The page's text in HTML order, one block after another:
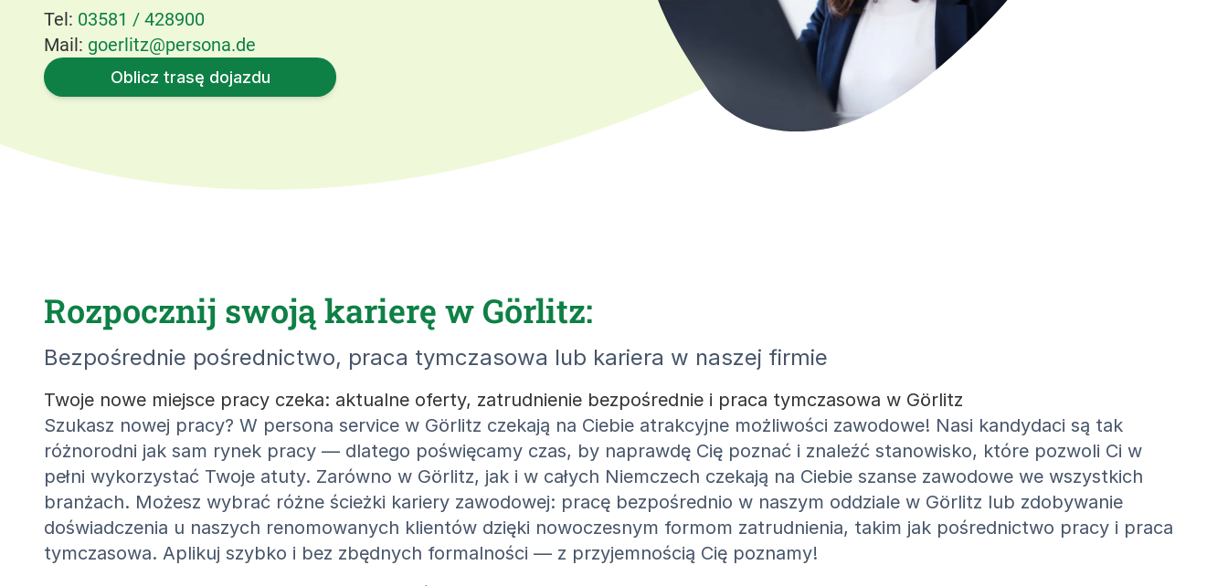
Tel: 03581 / 428900
Mail: goerlitz@persona.de
Oblicz trasę dojazdu
Rozpocznij swoją karierę w Görlitz:
Bezpośrednie pośrednictwo, praca tymczasowa lub kariera w naszej firmie
Twoje nowe miejsce pracy czeka: aktualne oferty, zatrudnienie bezpośrednie i praca tymczasowa w Görlitz
Szukasz nowej pracy? W persona service w Görlitz czekają na Ciebie atrakcyjne możliwości zawodowe! Nasi kandydaci są tak
różnorodni jak sam rynek pracy — dlatego poświęcamy czas, by naprawdę Cię poznać i znaleźć stanowisko, które pozwoli Ci w
pełni wykorzystać Twoje atuty. Zarówno w Görlitz, jak i w całych Niemczech czekają na Ciebie szanse zawodowe we wszystkich
branżach. Możesz wybrać różne ścieżki kariery zawodowej: pracę bezpośrednio w naszym oddziale w Görlitz lub zdobywanie
doświadczenia u naszych renomowanych klientów dzięki nowoczesnym formom zatrudnienia, takim jak pośrednictwo pracy i praca
tymczasowa. Aplikuj szybko i bez zbędnych formalności — z przyjemnością Cię poznamy!